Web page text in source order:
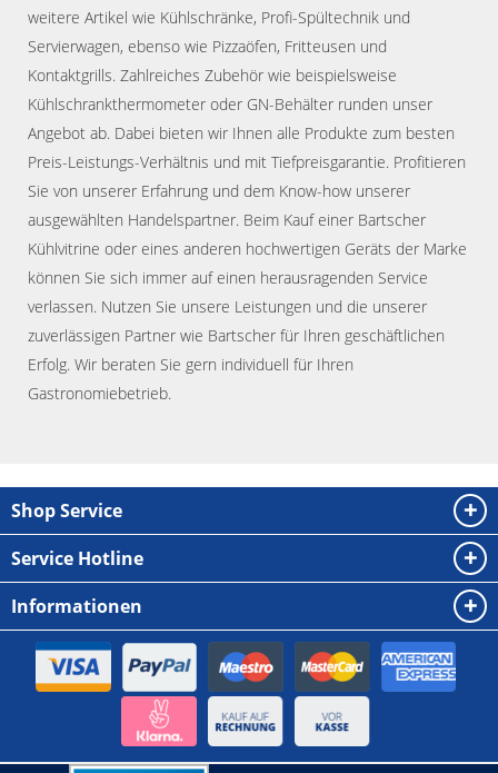
weitere Artikel wie Kühlschränke, Profi-Spültechnik und
Servierwagen, ebenso wie Pizzaöfen, Fritteusen und
Kontaktgrills. Zahlreiches Zubehör wie beispielsweise
Kühlschrankthermometer oder GN-Behälter runden unser
Angebot ab. Dabei bieten wir Ihnen alle Produkte zum besten
Preis-Leistungs-Verhältnis und mit Tiefpreisgarantie. Profitieren
Sie von unserer Erfahrung und dem Know-how unserer
ausgewählten Handelspartner. Beim Kauf einer Bartscher
Kühlvitrine oder eines anderen hochwertigen Geräts der Marke
können Sie sich immer auf einen herausragenden Service
verlassen. Nutzen Sie unsere Leistungen und die unserer
zuverlässigen Partner wie Bartscher für Ihren geschäftlichen
Erfolg. Wir beraten Sie gern individuell für Ihren
Gastronomiebetrieb.
Shop Service
Service Hotline
Informationen